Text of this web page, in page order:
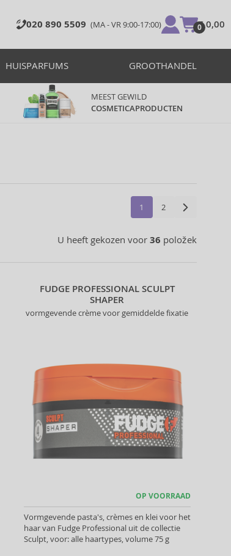
020 890 5509 (MA - VR 9:00-17:00) 0
€ 0,00
HUISPARFUMS GROOTHANDEL
MEEST GEWILD
COSMETICAPRODUCTEN
1 2
U heeft gekozen voor 36 položek
FUDGE PROFESSIONAL SCULPT
SHAPER
vormgevende crème voor gemiddelde fixatie
OP VOORRAAD
Vormgevende pasta's, crèmes en klei voor het
haar van Fudge Professional uit de collectie
Sculpt, voor: alle haartypes, volume 75 g